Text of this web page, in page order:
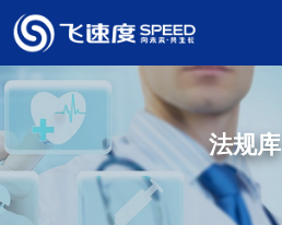
法规库